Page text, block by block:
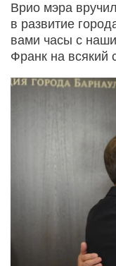
Врио мэра
в развитие
вами часы с
Франк на всякий